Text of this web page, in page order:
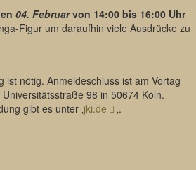
04. Februarvon 14:00 bis 16:00 Uhr
Figur um daraufhin viele Ausdrücke zu
ist nötig. Anmeldeschluss ist am Vortag
98 in 50674 Köln.
gibt es unter ‚jki.de ‚.